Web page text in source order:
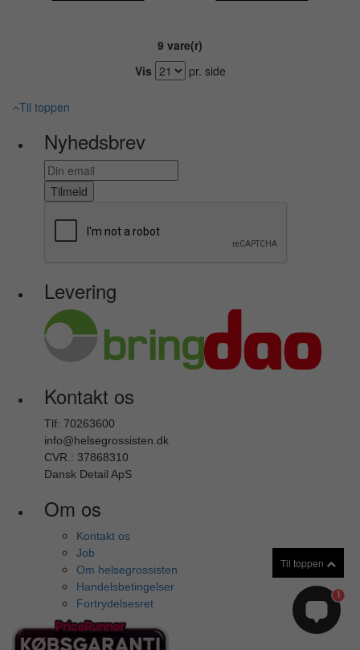
9 vare(r)
Vis
pr. side
Til toppen
Til toppen
Nyhedsbrev
Tilmeld
Levering
Kontakt os
Tlf: 70263600
info@helsegrossisten.dk
CVR.: 37868310
Dansk Detail ApS
Om os
Kontakt os
Job
Om helsegrossisten
Handelsbetingelser
Fortrydelsesret
1